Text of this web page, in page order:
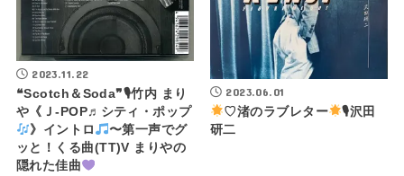
2023.11.22
❝Scotch＆Soda❞🎙竹内 まり
や《Ｊ-POP♬シティ・ポップ
》イントロ
〜第一声でグ
ッと！くる曲(TT)V まりやの
隠れた佳曲
2023.06.01
♡渚のラブレター
🎙沢田
研二